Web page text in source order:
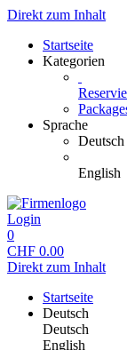
Direkt zum Inhalt
Startseite
Kategorien
Sprache
Deutsch
English
Login
0
CHF 0.00
Direkt zum Inhalt
Startseite
Deutsch
Deutsch
English